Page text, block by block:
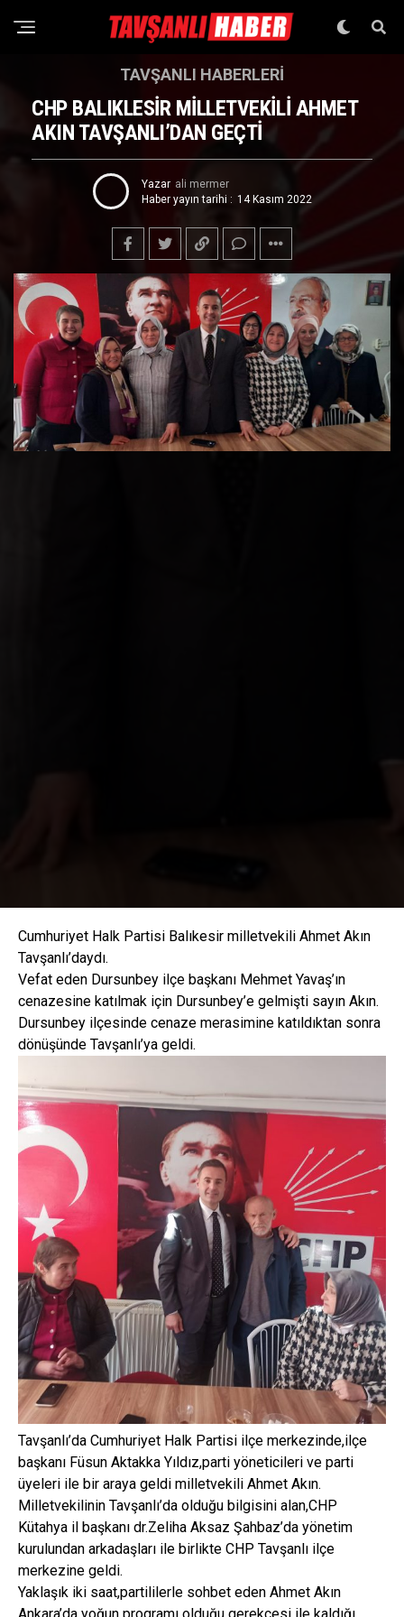
TAVŞANLI HABERLERI
CHP BALIKLESİR MİLLETVEKİLİ AHMET
AKIN TAVŞANLI’DAN GEÇTİ
Yazar ali mermer
Haber yayın tarihi : 14 Kasım 2022
Cumhuriyet Halk Partisi Balıkesir milletvekili Ahmet Akın
Tavşanlı’daydı.
Vefat eden Dursunbey ilçe başkanı Mehmet Yavaş’ın
cenazesine katılmak için Dursunbey’e gelmişti sayın Akın.
Dursunbey ilçesinde cenaze merasimine katıldıktan sonra
dönüşünde Tavşanlı’ya geldi.
Tavşanlı’da Cumhuriyet Halk Partisi ilçe merkezinde,ilçe
başkanı Füsun Aktakka Yıldız,parti yöneticileri ve parti
üyeleri ile bir araya geldi milletvekili Ahmet Akın.
Milletvekilinin Tavşanlı’da olduğu bilgisini alan,CHP
Kütahya il başkanı dr.Zeliha Aksaz Şahbaz’da yönetim
kurulundan arkadaşları ile birlikte CHP Tavşanlı ilçe
merkezine geldi.
Yaklaşık iki saat,partililerle sohbet eden Ahmet Akın